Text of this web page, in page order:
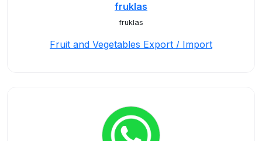
fruklas
fruklas
Fruit and Vegetables Export / Import